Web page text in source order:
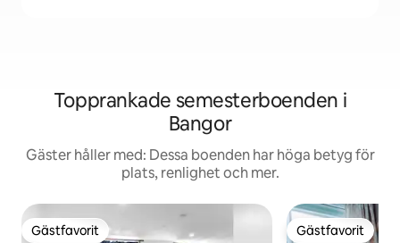
Topprankade semesterboenden i
Bangor
Gäster håller med: Dessa boenden har höga betyg för
plats, renlighet och mer.
Gästfavorit
Gästfavorit Gästfavorit
Gästfavorit